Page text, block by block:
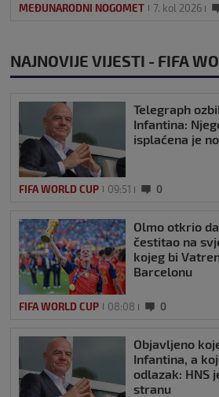
MEĐUNARODNI NOGOMET 7. kol 2026
NAJNOVIJE VIJESTI - FIFA
Telegraph
Infantina:
isplaćena je
FIFA WORLD CUP 09:51 0
Olmo otkrio
čestitao na
kojeg bi
Barcelonu
FIFA WORLD CUP 08:08 0
Objavljeno
Infantina, a
odlazak: HNS
stranu